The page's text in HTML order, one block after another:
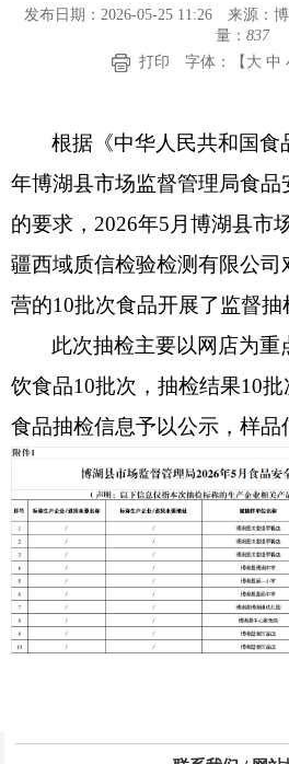
发布日期：2026-05-25 11:26 来源：
量： 837
打印
字体：【 大 中
根据《中华人民共和国食
年博湖县市场监督管理局食品
的要求， 2026年5 月博湖县市
疆西域质信检验检测有限公
营的10批次食品开展了监督抽
此次抽检主要以网店为重
饮食品10批次，抽检结果10批
食品抽检信息予以公示，样品